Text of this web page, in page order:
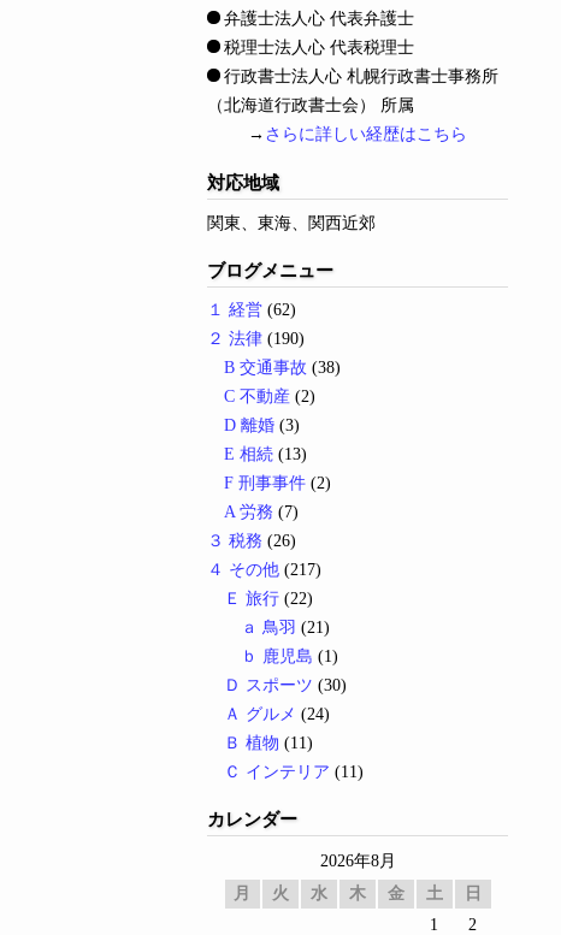
弁護士法人心 代表弁護士
税理士法人心 代表税理士
行政書士法人心 札幌行政書士事務所
（北海道行政書士会） 所属
→ さらに詳しい経歴はこちら
対応地域
関東、東海、関西近郊
ブログメニュー
１ 経営 (62)
２ 法律 (190)
B 交通事故 (38)
C 不動産 (2)
D 離婚 (3)
E 相続 (13)
F 刑事事件 (2)
A 労務 (7)
３ 税務 (26)
４ その他 (217)
Ｅ 旅行 (22)
ａ 鳥羽 (21)
ｂ 鹿児島 (1)
Ｄ スポーツ (30)
Ａ グルメ (24)
Ｂ 植物 (11)
Ｃ インテリア (11)
カレンダー
2026年8月
月
火 水 木 金 土
日
1
2